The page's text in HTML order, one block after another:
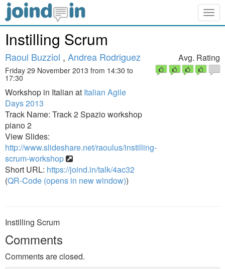
Instilling Scrum
Raoul Buzziol , Andrea Rodriguez
Friday 29 November 2013 from 14:30 to
17:30
Workshop in Italian at Italian Agile
Days 2013
Track Name: Track 2 Spazio workshop
piano 2
View Slides:
http://www.slideshare.net/raoulus/instilling-
scrum-workshop
Short URL: https://joind.in/talk/4ac32
(QR-Code (opens in new window))
Avg. Rating
Instilling Scrum
Comments
Comments are closed.